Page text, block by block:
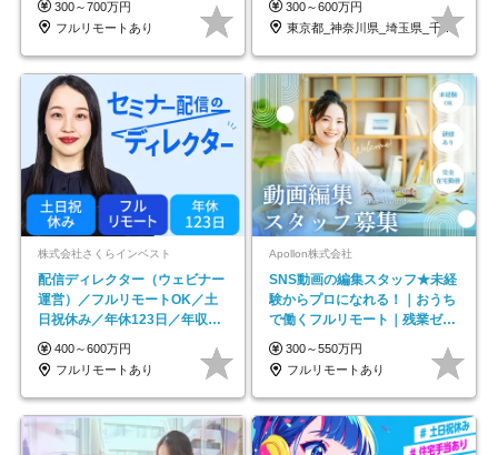
300～700万円
フルリモートあり
300～600万円
東京都_神奈川県_埼玉県_千葉県_大阪府…
株式会社さくらインベスト
配信ディレクター（ウェビナー
運営）／フルリモートOK／土
日祝休み／年休123日／年収
600万円可
400～600万円
フルリモートあり
Apollon株式会社
SNS動画の編集スタッフ★未経
験からプロになれる！｜おうち
で働くフルリモート｜残業ゼロ
で18時退勤◎
300～550万円
フルリモートあり